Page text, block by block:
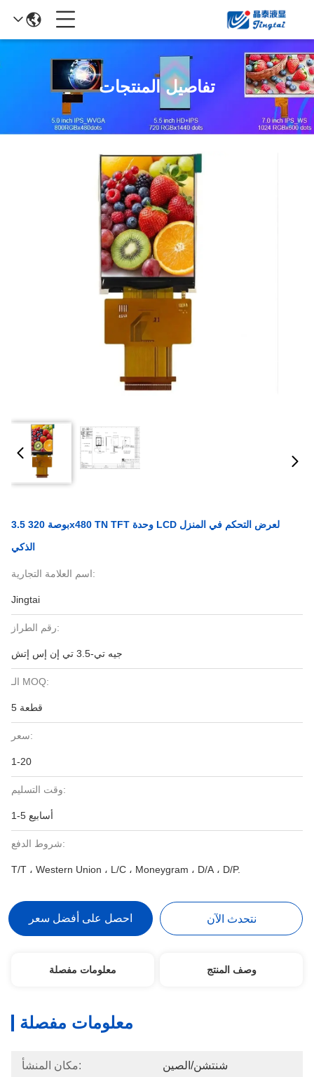
تفاصيل المنتجات
3.5 بوصة 320x480 TN TFT وحدة LCD لعرض التحكم في المنزل
الذكي
اسم العلامة التجارية:
Jingtai
رقم الطراز:
جيه تي-3.5 تي إن إس إتش
الـ MOQ:
5 قطعة
سعر:
1-20
وقت التسليم:
1-5 أسابيع
شروط الدفع:
T/T ، Western Union ، L/C ، Moneygram ، D/A ، D/P.
احصل على أفضل سعر نتحدث الآن
معلومات مفصلة وصف المنتج
معلومات مفصلة
مكان المنشأ: شنتشن/الصين